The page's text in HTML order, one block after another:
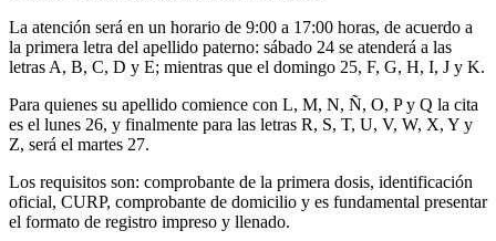
La atención será en un horario de 9:00 a 17:00 horas, de acuerdo a
la primera letra del apellido paterno: sábado 24 se atenderá a las
letras A, B, C, D y E; mientras que el domingo 25, F, G, H, I, J y K.
Para quienes su apellido comience con L, M, N, Ñ, O, P y Q la cita
es el lunes 26, y finalmente para las letras R, S, T, U, V, W, X, Y y
Z, será el martes 27.
Los requisitos son: comprobante de la primera dosis, identificación
oficial, CURP, comprobante de domicilio y es fundamental presentar
el formato de registro impreso y llenado.